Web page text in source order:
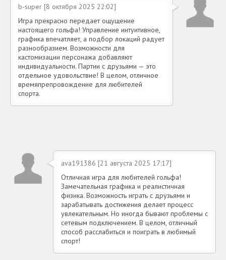
b-super [8 октября 2025 22:02]
Игра прекрасно передает ощущение
настоящего гольфа! Управление интуитивное,
графика впечатляет, а подбор локаций радует
разнообразием. Возможности для
кастомизации персонажа добавляют
индивидуальности. Партии с друзьями — это
отдельное удовольствие! В целом, отличное
времяпрепровождение для любителей
спорта.
ava191386 [21 августа 2025 17:17]
Отличная игра для любителей гольфа!
Замечательная графика и реалистичная
физика. Возможность играть с друзьями и
зарабатывать достижения делает процесс
увлекательным. Но иногда бывают проблемы с
сетевым подключением. В целом, отличный
способ расслабиться и поиграть в любимый
спорт!